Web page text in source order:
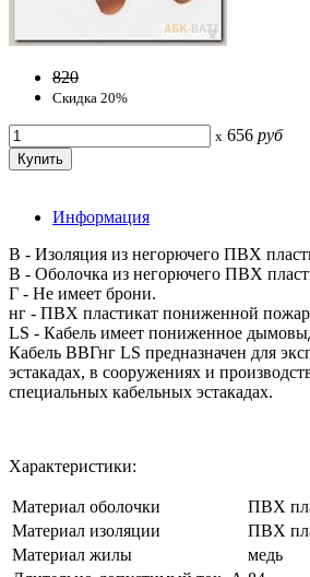
820
Скидка 20%
x 656 руб
Информация
В - Изоляция из негорючего ПВХ
В - Оболочка из негорючего ПВХ
Г - Не имеет брони.
нг - ПВХ пластикат пониженной
LS - Кабель имеет пониженное
Кабель ВВГнг LS предназначен для
эстакадах, в сооружениях и
специальных кабельных эстакадах.
Характеристики:
Материал оболочки
ПВХ
Материал изоляции
ПВХ
Материал жилы
медь